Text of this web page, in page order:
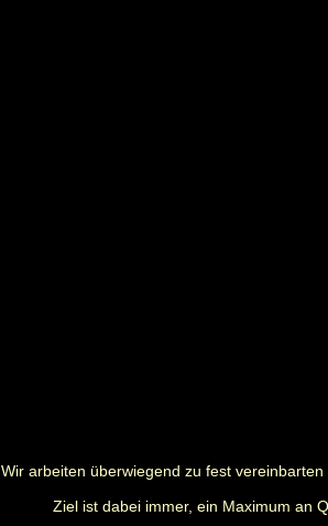
Wir arbeiten überwiegend zu fest
Ziel ist dabei immer, ein Maximum an